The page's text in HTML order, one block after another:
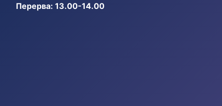
Перерва: 13.00-14.00